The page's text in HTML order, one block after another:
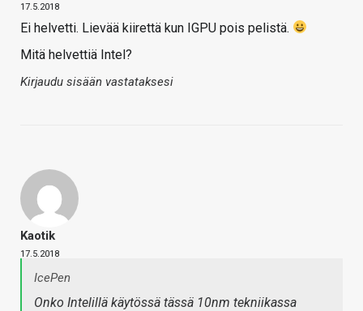
17.5.2018
Ei helvetti. Lievää kiirettä kun IGPU pois pelistä.
Mitä helvettiä Intel?
Kirjaudu sisään vastataksesi
Kaotik
17.5.2018
IcePen
Onko Intelillä käytössä tässä 10nm tekniikassa